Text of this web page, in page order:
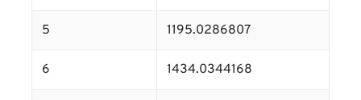
5 1195.0286807
6 1434.0344168